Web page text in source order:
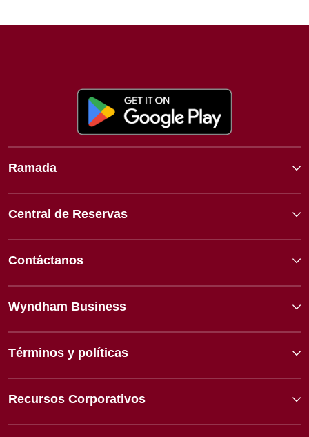
Ramada
Central de Reservas
Contáctanos
Wyndham Business
Términos y políticas
Recursos Corporativos